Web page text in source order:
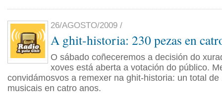
26/AGOSTO/2009 /
A ghit-historia: 230 pezas en
O sábado coñeceremos a decisión do
xoves está aberta a votación do público.
convidámosvos a remexer na ghit-historia: un total de
musicais en catro anos.